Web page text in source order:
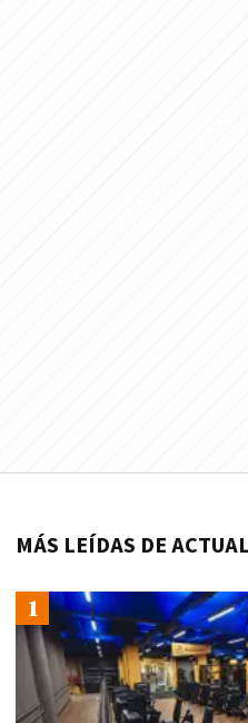
MÁS LEÍDAS DE